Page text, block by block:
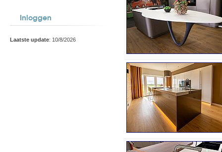
Inloggen
Laatste update: 10/8/2026